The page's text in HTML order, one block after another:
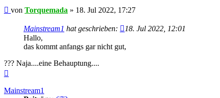
Beitrag
von Torquemada » 18. Jul 2022, 17:27
Mainstream1 hat geschrieben:
18. Jul 2022, 12:01
Hallo,
das kommt anfangs gar nicht gut,
??? Naja....eine Behauptung....
Mainstream1